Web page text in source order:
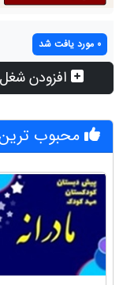
0 مورد یافت شد
افزودن
محبوب